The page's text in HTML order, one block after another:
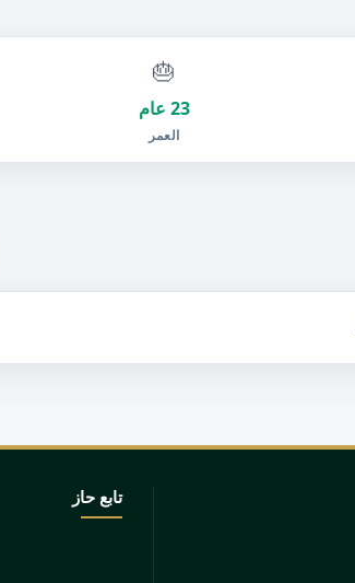
🎂
23 عام
العمر
تابع حاز